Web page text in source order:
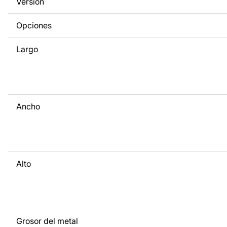
a tus necesidades. Si necesitas un diseño personalizado
metal, ponte en contacto con nosotros.
Si tienes alguna pregunta o necesitas ayuda, ponte en
cualquier momento: estamos siempre listos para ayudarte.
Opciones
Largo
Ancho
Alto
Grosor del metal